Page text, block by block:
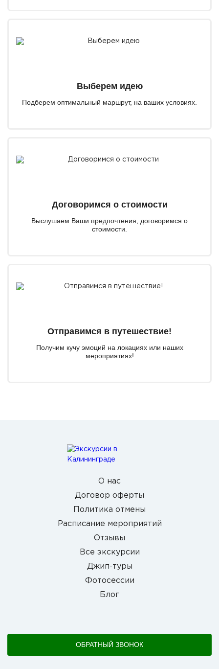
Выберем идею
Подберем оптимальный маршрут, на ваших условиях.
Договоримся о стоимости
Выслушаем Ваши предпочтения, договоримся о
стоимости.
Отправимся в путешествие!
Получим кучу эмоций на локациях или наших
мероприятиях!
О нас
Договор оферты
Политика отмены
Расписание мероприятий
Отзывы
Все экскурсии
Джип-туры
Фотосессии
Блог
ОБРАТНЫЙ ЗВОНОК